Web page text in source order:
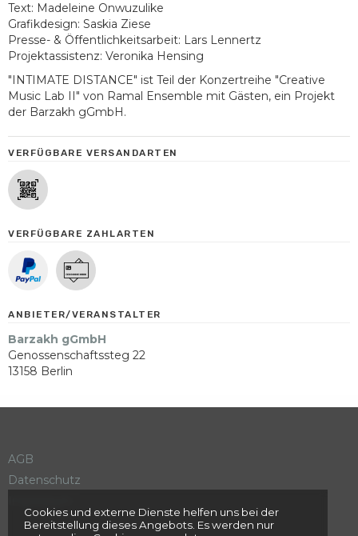
Text: Madeleine Onwuzulike
Grafikdesign: Saskia Ziese
Presse- & Öffentlichkeitsarbeit: Lars Lennertz
Projektassistenz: Veronika Hensing
"INTIMATE DISTANCE" ist Teil der Konzertreihe "Creative
Music Lab II" von Ramal Ensemble mit Gästen, ein Projekt
der Barzakh gGmbH.
VERFÜGBARE VERSANDARTEN
VERFÜGBARE ZAHLARTEN
ANBIETER/VERANSTALTER
Barzakh gGmbH
Genossenschaftssteg 22
13158 Berlin
AGB
Datenschutz
Cookies und externe Dienste helfen uns bei der
Bereitstellung dieses Angebots. Es werden nur